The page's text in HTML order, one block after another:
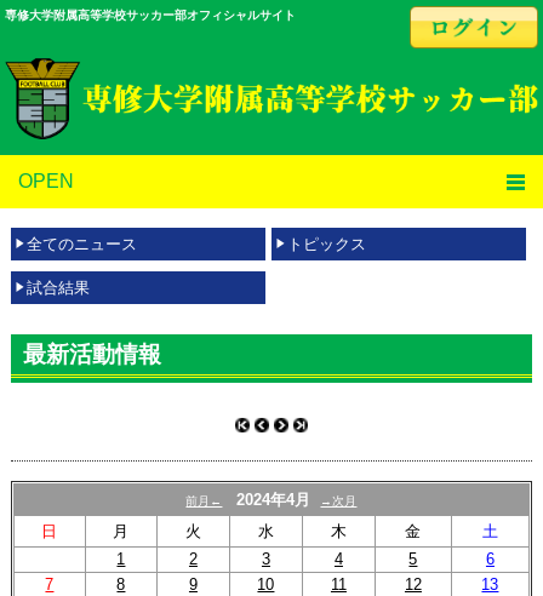
専修大学附属高等学校サッカー部オフィシャルサイト
OPEN
全てのニュース トピックス
試合結果
最新活動情報
前月← 2024年4月 →次月
日 月 火 水 木 金
土
1
2 3 4 5
6
7
8 9 10 11 12
13